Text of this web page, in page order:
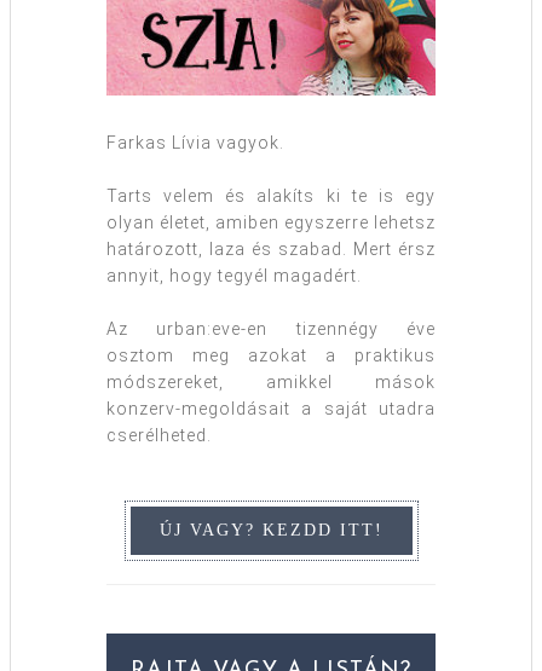
Farkas Lívia vagyok.
Tarts velem és alakíts ki te is egy
olyan életet, amiben egyszerre lehetsz
határozott, laza és szabad. Mert érsz
annyit, hogy tegyél magadért.
Az urban:eve-en tizennégy éve
osztom meg azokat a praktikus
módszereket, amikkel mások
konzerv-megoldásait a saját utadra
cserélheted.